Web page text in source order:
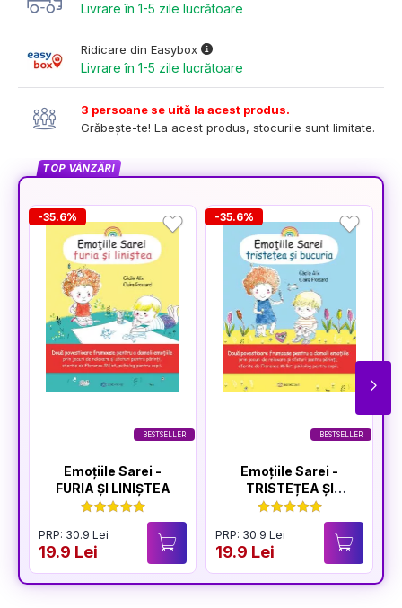
Livrare în 1-5 zile lucrătoare
Ridicare din Easybox
Livrare în 1-5 zile lucrătoare
3 persoane se uită la acest produs.
Grăbește-te! La acest produs, stocurile sunt limitate.
TOP VÂNZĂRI
BESTSELLER
-35.6%
Emoțiile Sarei -
FURIA ȘI LINIȘTEA
PRP: 30.9 Lei
19.9 Lei
BESTSELLER
-35.6%
Emoțiile Sarei -
TRISTEȚEA ȘI
BUCURIA
PRP: 30.9 Lei
19.9 Lei